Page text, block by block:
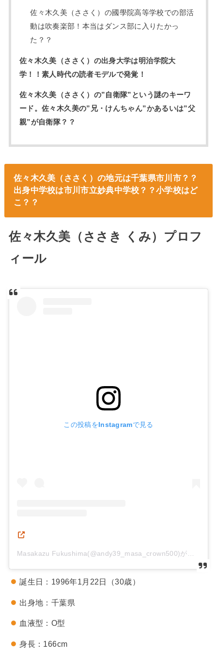
佐々木久美（ささく）の國學院高等学校での部活
動は吹奏楽部！本当はダンス部に入りたかっ
た？？
佐々木久美（ささく）の出身大学は明治学院大
学！！素人時代の読者モデルで発覚！
佐々木久美（ささく）の”自衛隊”という謎のキーワ
ード。佐々木久美の”兄・けんちゃん”かあるいは”父
親”が自衛隊？？
佐々木久美（ささく）の地元は千葉県市川市？？
出身中学校は市川市立妙典中学校？？小学校はど
こ？？
佐々木久美（ささき くみ）プロフ
ィール
この投稿をInstagramで見る
誕生日：1996年1月22日（30歳）
出身地：千葉県
血液型：O型
身長：166cm